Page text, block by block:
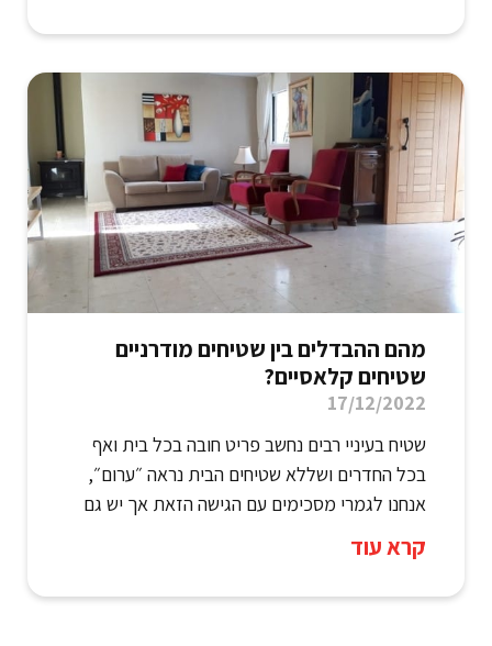
מהם ההבדלים בין שטיחים מודרניים
שטיחים קלאסיים?
17/12/2022
שטיח בעיניי רבים נחשב פריט חובה בכל בית ואף
בכל החדרים ושללא שטיחים הבית נראה ״ערום״,
אנחנו לגמרי מסכימים עם הגישה הזאת אך יש גם
קרא עוד